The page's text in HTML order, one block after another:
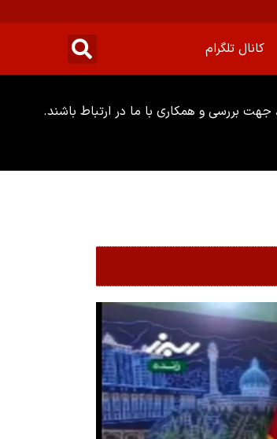
کانال تلگرام
بررسی و همکاری با ما در ارتباط باشند.